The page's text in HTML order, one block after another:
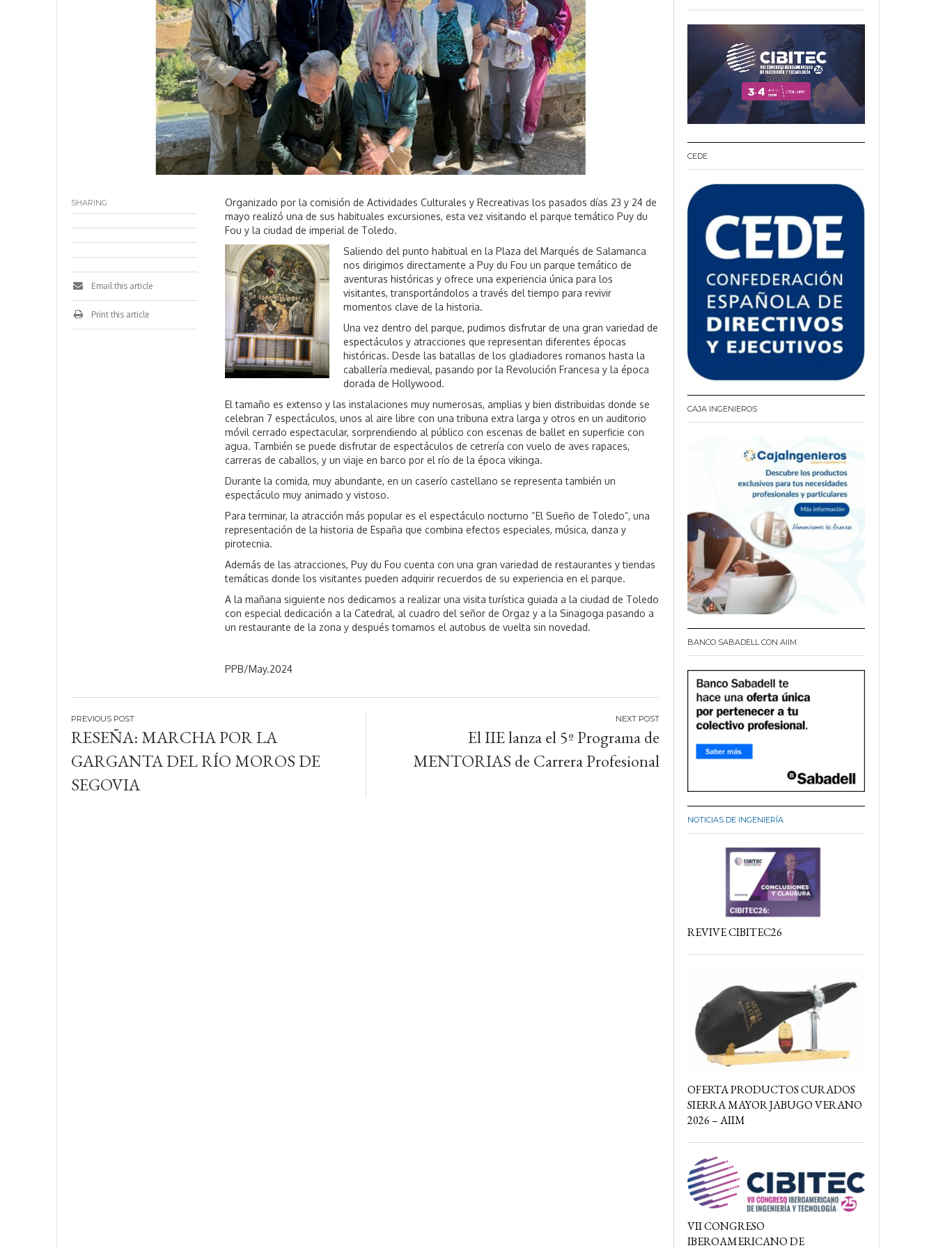
Organizado por la comisión de Actividades Culturales y Recreativas los pasados días 23 y 24 de
mayo realizó una de sus habituales excursiones, esta vez visitando el parque temático Puy du
Fou y la ciudad de imperial de Toledo.
Saliendo del punto habitual en la Plaza del Marqués de Salamanca
nos dirigimos directamente a Puy du Fou un parque temático de
aventuras históricas y ofrece una experiencia única para los
visitantes, transportándolos a través del tiempo para revivir
momentos clave de la historia.
Una vez dentro del parque, pudimos disfrutar de una gran variedad de
espectáculos y atracciones que representan diferentes épocas
históricas. Desde las batallas de los gladiadores romanos hasta la
caballería medieval, pasando por la Revolución Francesa y la época
dorada de Hollywood.
El tamaño es extenso y las instalaciones muy numerosas, amplias y bien distribuidas donde se
celebran 7 espectáculos, unos al aire libre con una tribuna extra larga y otros en un auditorio
móvil cerrado espectacular, sorprendiendo al público con escenas de ballet en superficie con
agua. También se puede disfrutar de espectáculos de cetrería con vuelo de aves rapaces,
carreras de caballos, y un viaje en barco por el río de la época vikinga.
Durante la comida, muy abundante, en un caserío castellano se representa también un
espectáculo muy animado y vistoso.
Para terminar, la atracción más popular es el espectáculo nocturno “El Sueño de Toledo”, una
representación de la historia de España que combina efectos especiales, música, danza y
pirotecnia.
Además de las atracciones, Puy du Fou cuenta con una gran variedad de restaurantes y tiendas
temáticas donde los visitantes pueden adquirir recuerdos de su experiencia en el parque.
A la mañana siguiente nos dedicamos a realizar una visita turística guiada a la ciudad de Toledo
con especial dedicación a la Catedral, al cuadro del señor de Orgaz y a la Sinagoga pasando a
un restaurante de la zona y después tomamos el autobus de vuelta sin novedad.
PPB/May.2024
SHARING
Email this article
Print this article
Navegación
de
entradas
RESEÑA: MARCHA POR LA
GARGANTA DEL RÍO MOROS DE
SEGOVIA
El IIE lanza el 5º Programa de
MENTORIAS de Carrera Profesional
CEDE
CAJA INGENIEROS
BANCO SABADELL CON AIIM
NOTICIAS DE INGENIERÍA
REVIVE CIBITEC26
OFERTA PRODUCTOS CURADOS
SIERRA MAYOR JABUGO VERANO
2026 – AIIM
VII CONGRESO
IBEROAMERICANO DE